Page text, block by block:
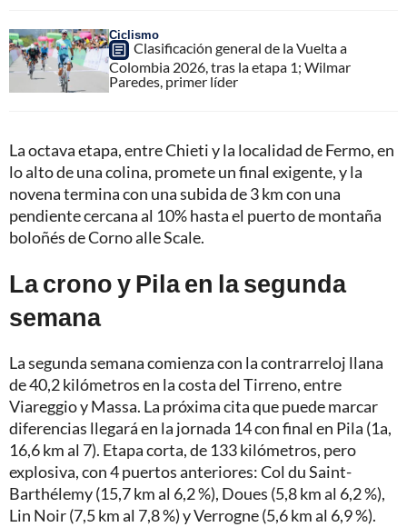
Ciclismo
Clasificación general de la Vuelta a
Colombia 2026, tras la etapa 1; Wilmar
Paredes, primer líder
La octava etapa, entre Chieti y la localidad de Fermo, en
lo alto de una colina, promete un final exigente, y la
novena termina con una subida de 3 km con una
pendiente cercana al 10% hasta el puerto de montaña
boloñés de Corno alle Scale.
La crono y Pila en la segunda
semana
La segunda semana comienza con la contrarreloj llana
de 40,2 kilómetros en la costa del Tirreno, entre
Viareggio y Massa. La próxima cita que puede marcar
diferencias llegará en la jornada 14 con final en Pila (1a,
16,6 km al 7). Etapa corta, de 133 kilómetros, pero
explosiva, con 4 puertos anteriores: Col du Saint-
Barthélemy (15,7 km al 6,2 %), Doues (5,8 km al 6,2 %),
Lin Noir (7,5 km al 7,8 %) y Verrogne (5,6 km al 6,9 %).